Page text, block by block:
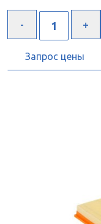
Запрос цены